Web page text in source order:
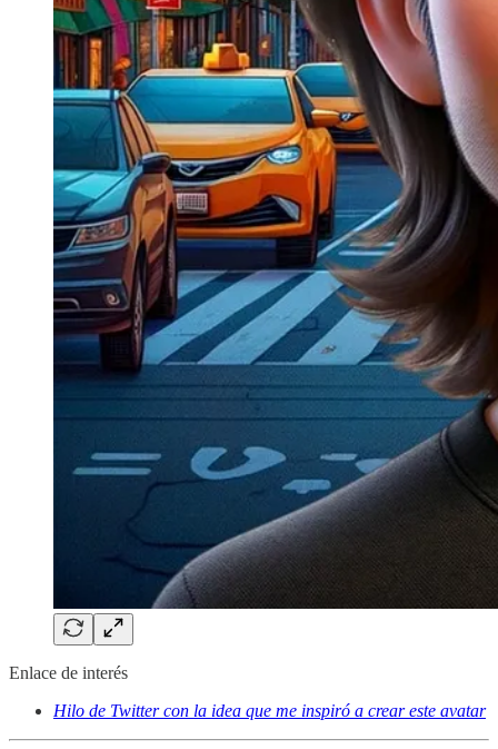
Enlace de interés
Hilo de Twitter con la idea que me inspiró a crear este avatar